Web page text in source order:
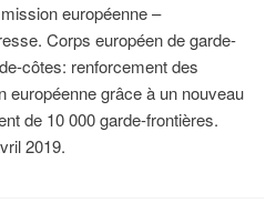
européenne –
Corps européen de garde-
côtes: renforcement des
européenne grâce à un nouveau
de 10 000 garde-frontières.
2019.